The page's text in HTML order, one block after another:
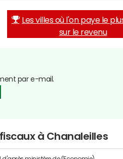
Les villes où l'on paye le
sur le revenu
par e-mail.
à Chanaleilles